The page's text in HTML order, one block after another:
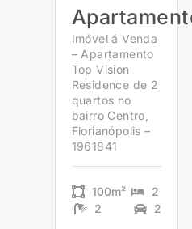
Imóvel á Venda
– Apartamento
Top Vision
Residence de 2
quartos no
bairro Centro,
Florianópolis –
1961841
100m²
2
2
2